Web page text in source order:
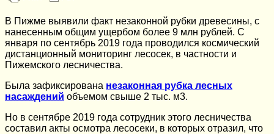
В Пижме выявили факт незаконной рубки древесины, с
нанесенным общим ущербом более 9 млн рублей. С
января по сентябрь 2019 года проводился космический
дистанционный мониторинг лесосек, в частности и
Пижемского лесничества.
Была зафиксирована незаконная рубка лесных
насаждений объемом свыше 2 тыс. м3.
Но в сентябре 2019 года сотрудник этого лесничества
составил акты осмотра лесосеки, в которых отразил, что